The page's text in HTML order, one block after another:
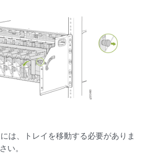
は、トレイを移動する必要がありま
い。